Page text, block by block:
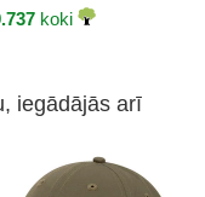
koki
iegādājās arī